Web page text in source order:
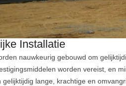
Installatie
nauwkeurig gebouwd om
worden vereist, en
gelijktijdig lange, krachtige en